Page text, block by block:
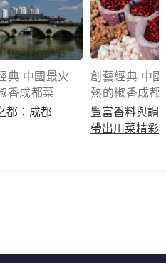
典 中國最火
香成都菜
都：成都
創藝經典 中
熱的椒香成都
豐富香料與
帶出川菜精彩